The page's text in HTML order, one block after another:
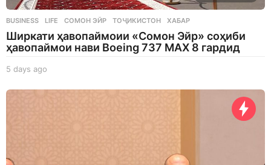
BUSINESS ,LIFE СОМОН ЭЙР ,ТОҶИКИСТОН ,ХАБАР
Ширкати ҳавопаймоии «Сомон Эйр» соҳиби
ҳавопаймои нави Boeing 737 MAX 8 гардид
5 days ago
a